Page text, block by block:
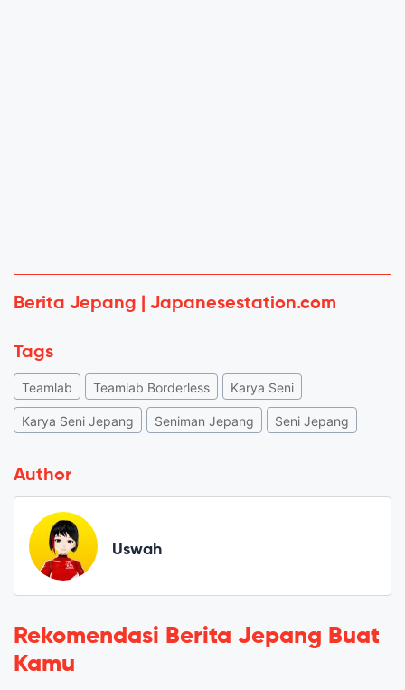
Berita Jepang | Japanesestation.com
Tags
Teamlab Teamlab Borderless Karya Seni
Karya Seni Jepang Seniman Jepang Seni Jepang
Author
Uswah
Rekomendasi Berita Jepang Buat
Kamu